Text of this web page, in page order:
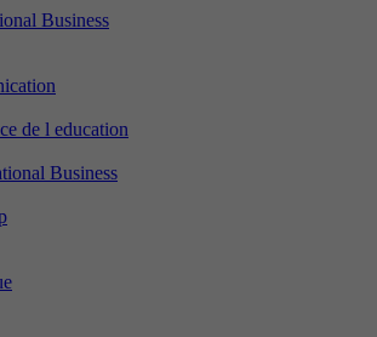
Business
de l education
Business